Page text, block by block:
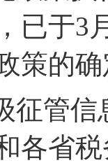
已于3
策的
征管信
各省